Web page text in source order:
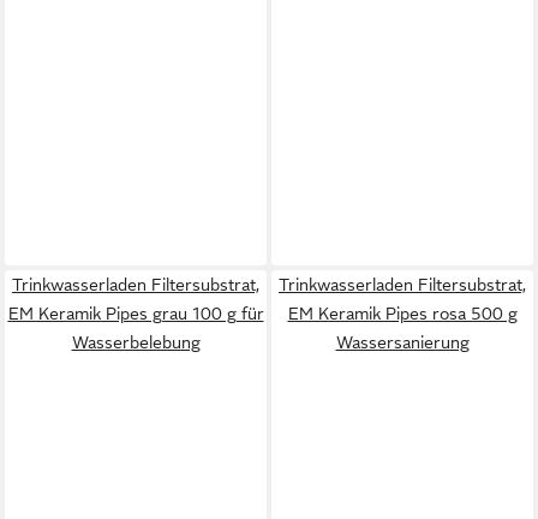
Trinkwasserladen Filtersubstrat,
EM Keramik Pipes grau 100 g für
Wasserbelebung
Trinkwasserladen Filtersubstrat,
EM Keramik Pipes rosa 500 g
Wassersanierung